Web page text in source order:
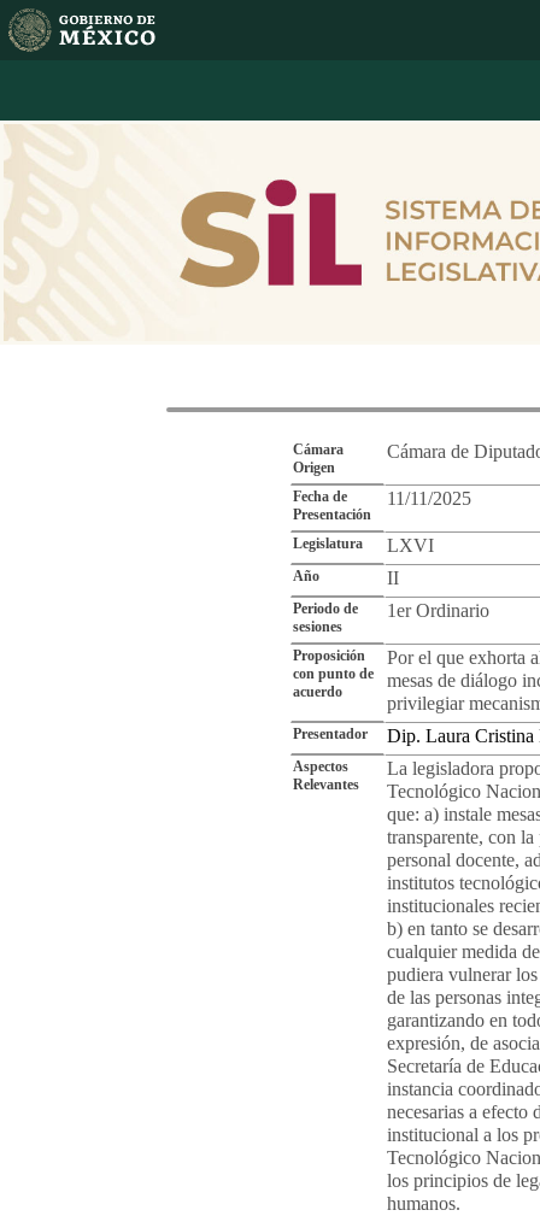
Cámara
Origen
Cámara de
Fecha de
Presentación
11/11/2025
Legislatura LXVI
Año II
Periodo de
sesiones
1er Ordinario
Proposición
con punto de
acuerdo
Por el que exhorta
mesas de diálogo
privilegiar
Presentador Dip. Laura
Aspectos
Relevantes
La legisladora
Tecnológico
que: a) instale
transparente, con
personal docente,
institutos
institucionales
b) en tanto se
cualquier medida
pudiera vulnerar
de las personas
garantizando en
expresión, de
Secretaría de
instancia
necesarias a efecto
institucional a los
Tecnológico
los principios de
humanos.